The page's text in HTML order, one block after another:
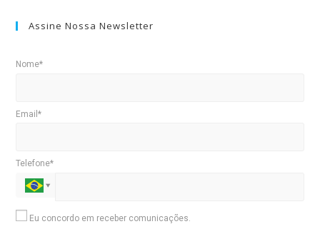
Assine Nossa Newsletter
Nome*
Email*
Telefone*
Eu concordo em receber comunicações.